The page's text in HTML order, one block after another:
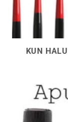
KUN